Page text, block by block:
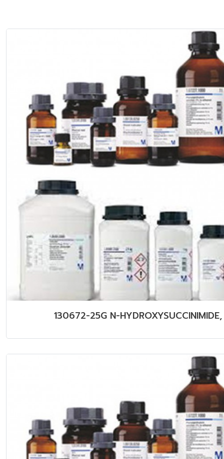
130672-25G N-